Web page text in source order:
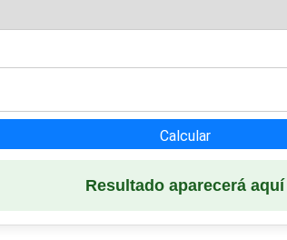
Calcular
Resultado aparecerá aquí